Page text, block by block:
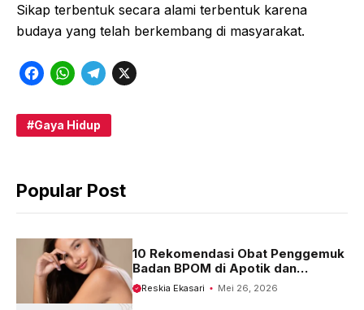
Sikap terbentuk secara alami terbentuk karena
budaya yang telah berkembang di masyarakat.
F
c
o
W
a
A
p
T
l
r
m
X
Gaya Hidup
Popular Post
10 Rekomendasi Obat Penggemuk
Badan BPOM di Apotik dan
Harganya
Reskia Ekasari Mei 26, 2026